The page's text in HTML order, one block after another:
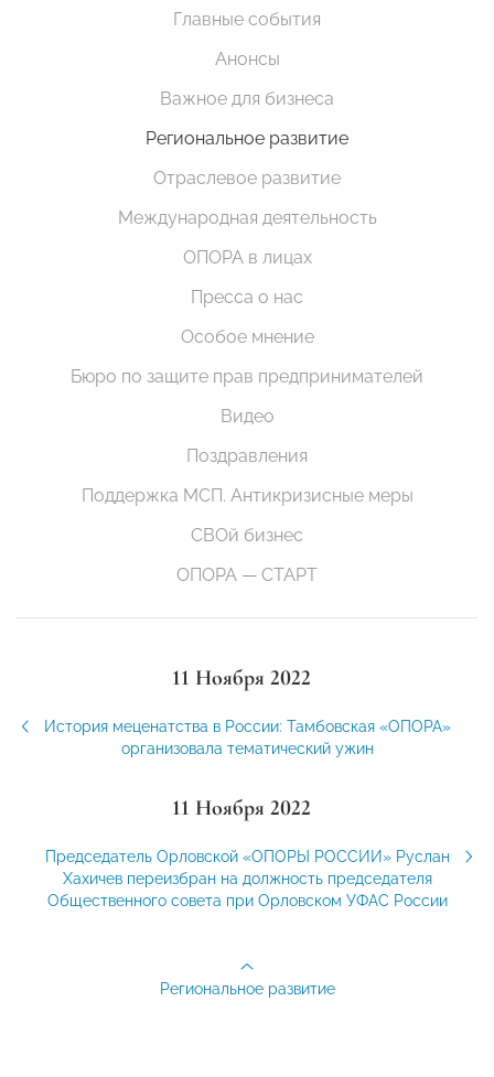
Главные события
Анонсы
Важное для бизнеса
Региональное развитие
Отраслевое развитие
Международная деятельность
ОПОРА в лицах
Пресса о нас
Особое мнение
Бюро по защите прав предпринимателей
Видео
Поздравления
Поддержка МСП. Антикризисные меры
СВОй бизнес
ОПОРА — СТАРТ
11 Ноября 2022
История меценатства в России: Тамбовская «ОПОРА»
организовала тематический ужин
11 Ноября 2022
Председатель Орловской «ОПОРЫ РОССИИ» Руслан
Хахичев переизбран на должность председателя
Общественного совета при Орловском УФАС России
Региональное развитие